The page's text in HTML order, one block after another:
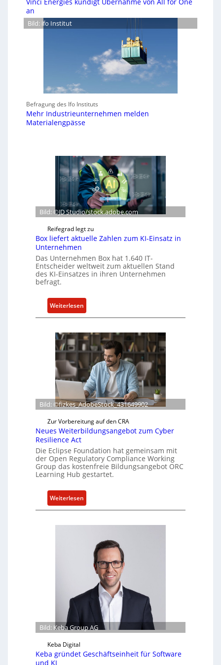
Vinci Energies kündigt Übernahme von All for One
an
Bild: ifo Institut
Befragung des Ifo Instituts
Mehr Industrieunternehmen melden
Materialengpässe
Bild: ©JD Studio/stock.adobe.com
Reifegrad legt zu
Box liefert aktuelle Zahlen zum KI-Einsatz in
Unternehmen
Das Unternehmen Box hat 1.640 IT-
Entscheider weltweit zum aktuellen Stand
des KI-Einsatzes in ihren Unternehmen
befragt.
Weiterlesen
B
x
l
e
f
e
r
t
a
k
u
e
l
e
Z
a
h
K
E
s
Bild: ©fizkes_AdobeStock_431649902
Zur Vorbereitung auf den CRA
Neues Weiterbildungsangebot zum Cyber
Resilience Act
Die Eclipse Foundation hat gemeinsam mit
der Open Regulatory Compliance Working
Group das kostenfreie Bildungsangebot ORC
Learning Hub gestartet.
Weiterlesen
N
t
b
i
d
Bild: Keba Group AG
Keba Digital
Keba gründet Geschäftseinheit für Software
und KI